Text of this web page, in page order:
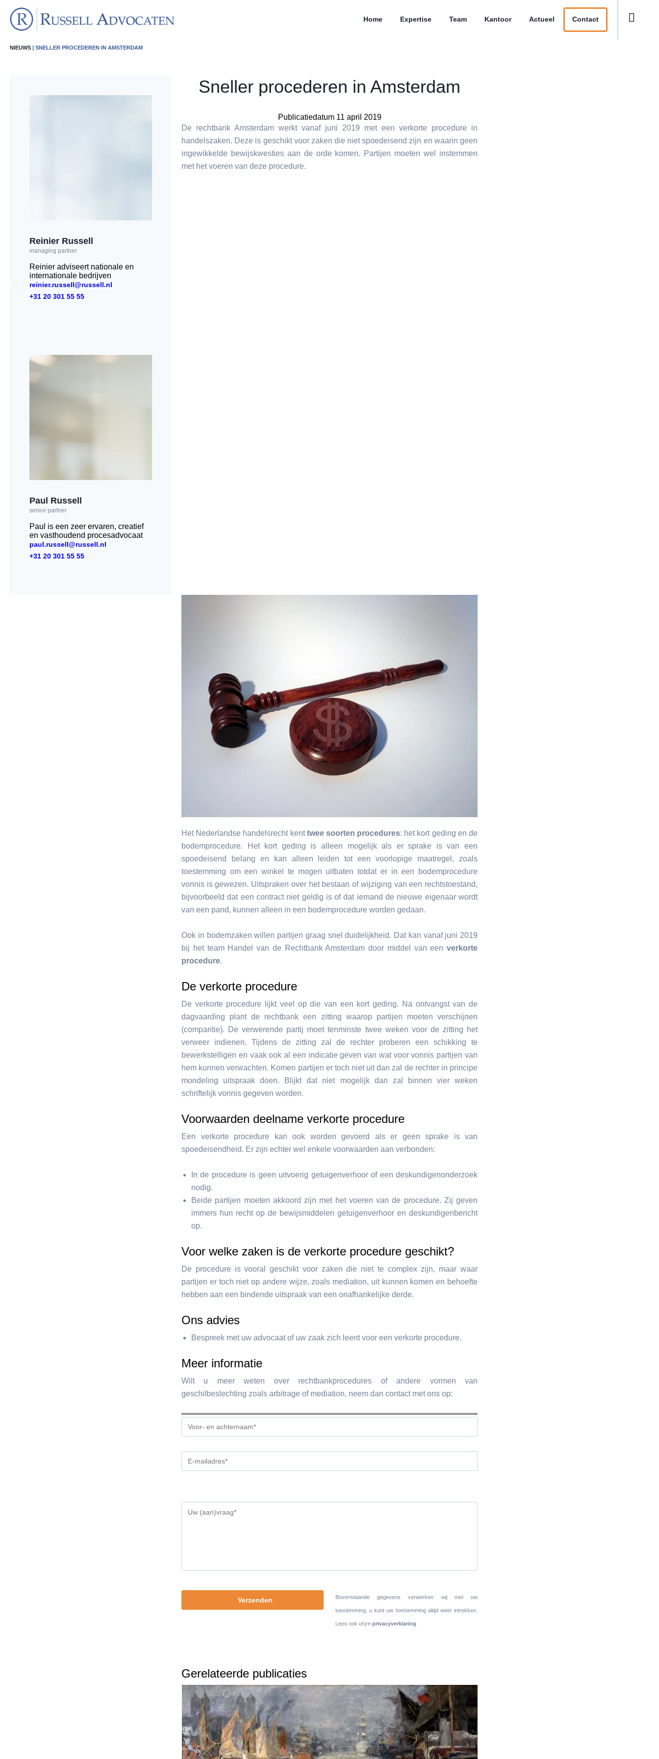
Home Expertise Team Kantoor Actueel Contact
NIEUWS | SNELLER PROCEDEREN IN AMSTERDAM
Reinier Russell
managing partner
Reinier adviseert nationale en
internationale bedrijven
reinier.russell@russell.nl
+31 20 301 55 55
Paul Russell
senior partner
Paul is een zeer ervaren, creatief
en vasthoudend procesadvocaat
paul.russell@russell.nl
+31 20 301 55 55
Sneller procederen in Amsterdam
Publicatiedatum 11 april 2019
De rechtbank Amsterdam werkt vanaf juni 2019 met een verkorte procedure in
handelszaken. Deze is geschikt voor zaken die niet spoedeisend zijn en waarin geen
ingewikkelde bewijskwesties aan de orde komen. Partijen moeten wel instemmen
met het voeren van deze procedure.
Het Nederlandse handelsrecht kenttwee soorten procedures: het kort geding en de
bodemprocedure. Het kort geding is alleen mogelijk als er sprake is van een
spoedeisend belang en kan alleen leiden tot een voorlopige maatregel, zoals
toestemming om een winkel te mogen uitbaten totdat er in een bodemprocedure
vonnis is gewezen. Uitspraken over het bestaan of wijziging van een rechtstoestand,
bijvoorbeeld dat een contract niet geldig is of dat iemand de nieuwe eigenaar wordt
van een pand, kunnen alleen in een bodemprocedure worden gedaan.
Ook in bodemzaken willen partijen graag snel duidelijkheid. Dat kan vanaf juni 2019
bij het team Handel van de Rechtbank Amsterdam door middel van een verkorte
procedure.
De verkorte procedure
De verkorte procedure lijkt veel op die van een kort geding. Na ontvangst van de
dagvaarding plant de rechtbank een zitting waarop partijen moeten verschijnen
(comparitie). De verwerende partij moet tenminste twee weken voor de zitting het
verweer indienen. Tijdens de zitting zal de rechter proberen een schikking te
bewerkstelligen en vaak ook al een indicatie geven van wat voor vonnis partijen van
hem kunnen verwachten. Komen partijen er toch niet uit dan zal de rechter in principe
mondeling uitspraak doen. Blijkt dat niet mogelijk dan zal binnen vier weken
schriftelijk vonnis gegeven worden.
Voorwaarden deelname verkorte procedure
Een verkorte procedure kan ook worden gevoerd als er geen sprake is van
spoedeisendheid. Er zijn echter wel enkele voorwaarden aan verbonden:
In de procedure is geen uitvoerig getuigenverhoor of een deskundigenonderzoek
nodig.
Beide partijen moeten akkoord zijn met het voeren van de procedure. Zij geven
immers hun recht op de bewijsmiddelen getuigenverhoor en deskundigenbericht
op.
Voor welke zaken is de verkorte procedure geschikt?
De procedure is vooral geschikt voor zaken die niet te complex zijn, maar waar
partijen er toch niet op andere wijze, zoals mediation, uit kunnen komen en behoefte
hebben aan een bindende uitspraak van een onafhankelijke derde.
Ons advies
Bespreek met uw advocaat of uw zaak zich leent voor een verkorte procedure.
Meer informatie
Wilt u meer weten over rechtbankprocedures of andere vormen van
geschilbeslechting zoals arbitrage of mediation, neem dan contact met ons op:
dit
veld
Bovenstaande gegevens verwerken wij met uw
toestemming, u kunt uw toestemming altijd weer intrekken.
Lees ook onzeprivacyverklaring
Gerelateerde publicaties